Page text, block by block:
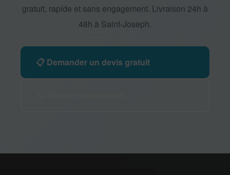
gratuit, rapide et sans engagement. Livraison 24h à
48h à Saint-Joseph.
📋 Demander un devis gratuit